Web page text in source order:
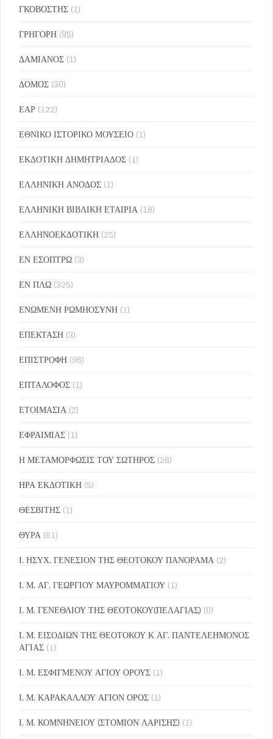
ΓΚΟΒΟΣΤΗΣ (1)
ΓΡΗΓΟΡΗ (95)
ΔΑΜΙΑΝΟΣ (1)
ΔΟΜΟΣ (30)
ΕΑΡ (122)
ΕΘΝΙΚΟ ΙΣΤΟΡΙΚΟ ΜΟΥΣΕΙΟ (1)
ΕΚΔΟΤΙΚΗ ΔΗΜΗΤΡΙΑΔΟΣ (1)
ΕΛΛΗΝΙΚΗ ΑΝΟΔΟΣ (1)
ΕΛΛΗΝΙΚΗ ΒΙΒΛΙΚΗ ΕΤΑΙΡΙΑ (18)
ΕΛΛΗΝΟΕΚΔΟΤΙΚΗ (25)
ΕΝ ΕΣΟΠΤΡΩ (3)
ΕΝ ΠΛΩ (325)
ΕΝΩΜΕΝΗ ΡΩΜΗΟΣΥΝΗ (1)
ΕΠΕΚΤΑΣΗ (3)
ΕΠΙΣΤΡΟΦΗ (96)
ΕΠΤΑΛΟΦΟΣ (1)
ΕΤΟΙΜΑΣΙΑ (2)
ΕΦΡΑΙΜΙΑΣ (1)
Η ΜΕΤΑΜΟΡΦΩΣΙΣ ΤΟΥ ΣΩΤΗΡΟΣ (26)
ΗΡΑ ΕΚΔΟΤΙΚΗ (5)
ΘΕΣΒΙΤΗΣ (1)
ΘΥΡΑ (61)
Ι. ΗΣΥΧ. ΓΕΝΕΣΙΟΝ ΤΗΣ ΘΕΟΤΟΚΟΥ ΠΑΝΟΡΑΜΑ (2)
Ι. Μ. ΑΓ. ΓΕΩΡΓΙΟΥ ΜΑΥΡΟΜΜΑΤΙΟΥ (1)
Ι. Μ. ΓΕΝΕΘΛΙΟΥ ΤΗΣ ΘΕΟΤΟΚΟΥ(ΠΕΛΑΓΙΑΣ) (0)
Ι. Μ. ΕΙΣΟΔΙΩΝ ΤΗΣ ΘΕΟΤΟΚΟΥ Κ ΑΓ. ΠΑΝΤΕΛΕΗΜΟΝΟΣ
ΑΓΙΑΣ (1)
Ι. Μ. ΕΣΦΙΓΜΕΝΟΥ ΑΓΙΟΥ ΟΡΟΥΣ (1)
Ι. Μ. ΚΑΡΑΚΑΛΛΟΥ ΑΓΙΟΝ ΟΡΟΣ (1)
Ι. Μ. ΚΟΜΝΗΝΕΙΟΥ (ΣΤΟΜΙΟΝ ΛΑΡΙΣΗΣ) (1)